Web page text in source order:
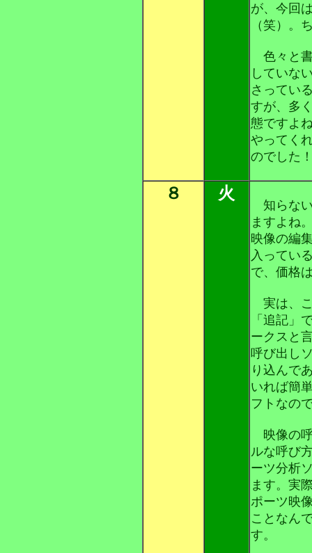
が、今回
（笑）。
色々と書
していな
さってい
すが、多
態ですよ
やってく
のでした
８ 火
知らない
ますよね
映像の編
入ってい
で、価格
実は、こ
「追記」
ークスと
呼び出し
り込んで
いれば簡
フトなの
映像の呼
ルな呼び
ーツ分析
ます。実
ポーツ映
ことなん
す。